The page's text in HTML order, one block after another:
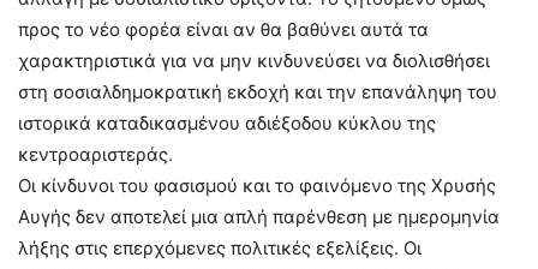
προς το νέο φορέα είναι αν θα βαθύνει αυτά τα
χαρακτηριστικά για να μην κινδυνεύσει να διολισθήσει
στη σοσιαλδημοκρατική εκδοχή και την επανάληψη του
ιστορικά καταδικασμένου αδιέξοδου κύκλου της
κεντροαριστεράς.
Οι κίνδυνοι του φασισμού και το φαινόμενο της Xρυσής
Aυγής δεν αποτελεί μια απλή παρένθεση με ημερομηνία
λήξης στις επερχόμενες πολιτικές εξελίξεις. Οι